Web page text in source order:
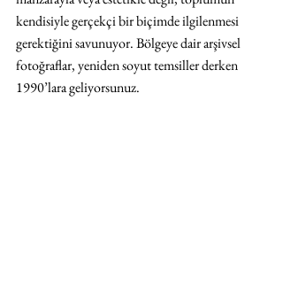
kendisiyle gerçekçi bir biçimde ilgilenmesi
gerektiğini savunuyor. Bölgeye dair arşivsel
fotoğraflar, yeniden soyut temsiller derken
1990’lara geliyorsunuz.